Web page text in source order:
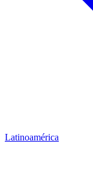
Latinoamérica